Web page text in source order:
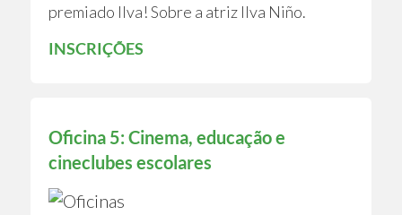
premiado Ilva! Sobre a atriz Ilva Niño.
INSCRIÇÕES
Oficina 5: Cinema, educação e
cineclubes escolares